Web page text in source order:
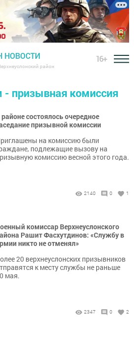
НОВОСТИ
район
16+
- призывная комиссия
районе состоялось очередное
призывной комиссии
на комиссию были
подлежащие вызову на
комиссию весной этого года.
2140 0 1
комиссар Верхнеуслонского
Рашит Фасхутдинов: «Службу в
никто не отменял»
20 верхнеуслонских призывников
к месту службы не раньше
мая.
2347 0 2